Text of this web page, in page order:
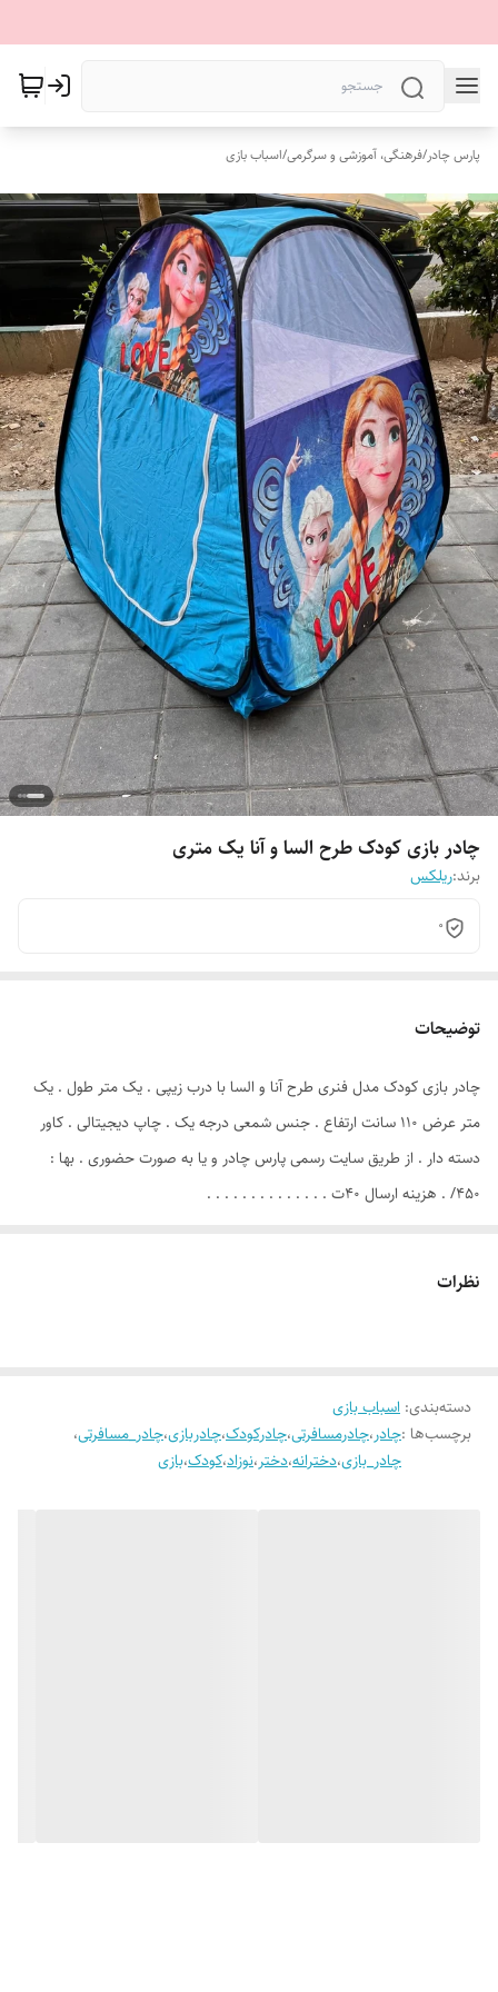
پارس چادر/فرهنگی، آموزشی و سرگرمی/اسباب بازی
چادر بازی کودک طرح السا و آنا یک متری
برند:ریلکس
0
توضیحات
چادر بازی کودک مدل فنری طرح آنا و السا با درب زیپی . یک متر طول . یک
متر عرض ۱۱۰ سانت ارتفاع . جنس شمعی درجه یک . چاپ دیجیتالی . کاور
دسته دار . از طریق سایت رسمی پارس چادر و یا به صورت حضوری . بها :
۴۵۰/ . هزینه ارسال ۴۰ت . . . . . . . . . . . . . .
نظرات
دسته‌بندی: اسباب بازی
برچسب‌ها :چادر،چادرمسافرتی،چادرکودک،چادربازی،چادر_مسافرتی،
چادر_بازی،دخترانه،دختر،نوزاد،کودک،بازی